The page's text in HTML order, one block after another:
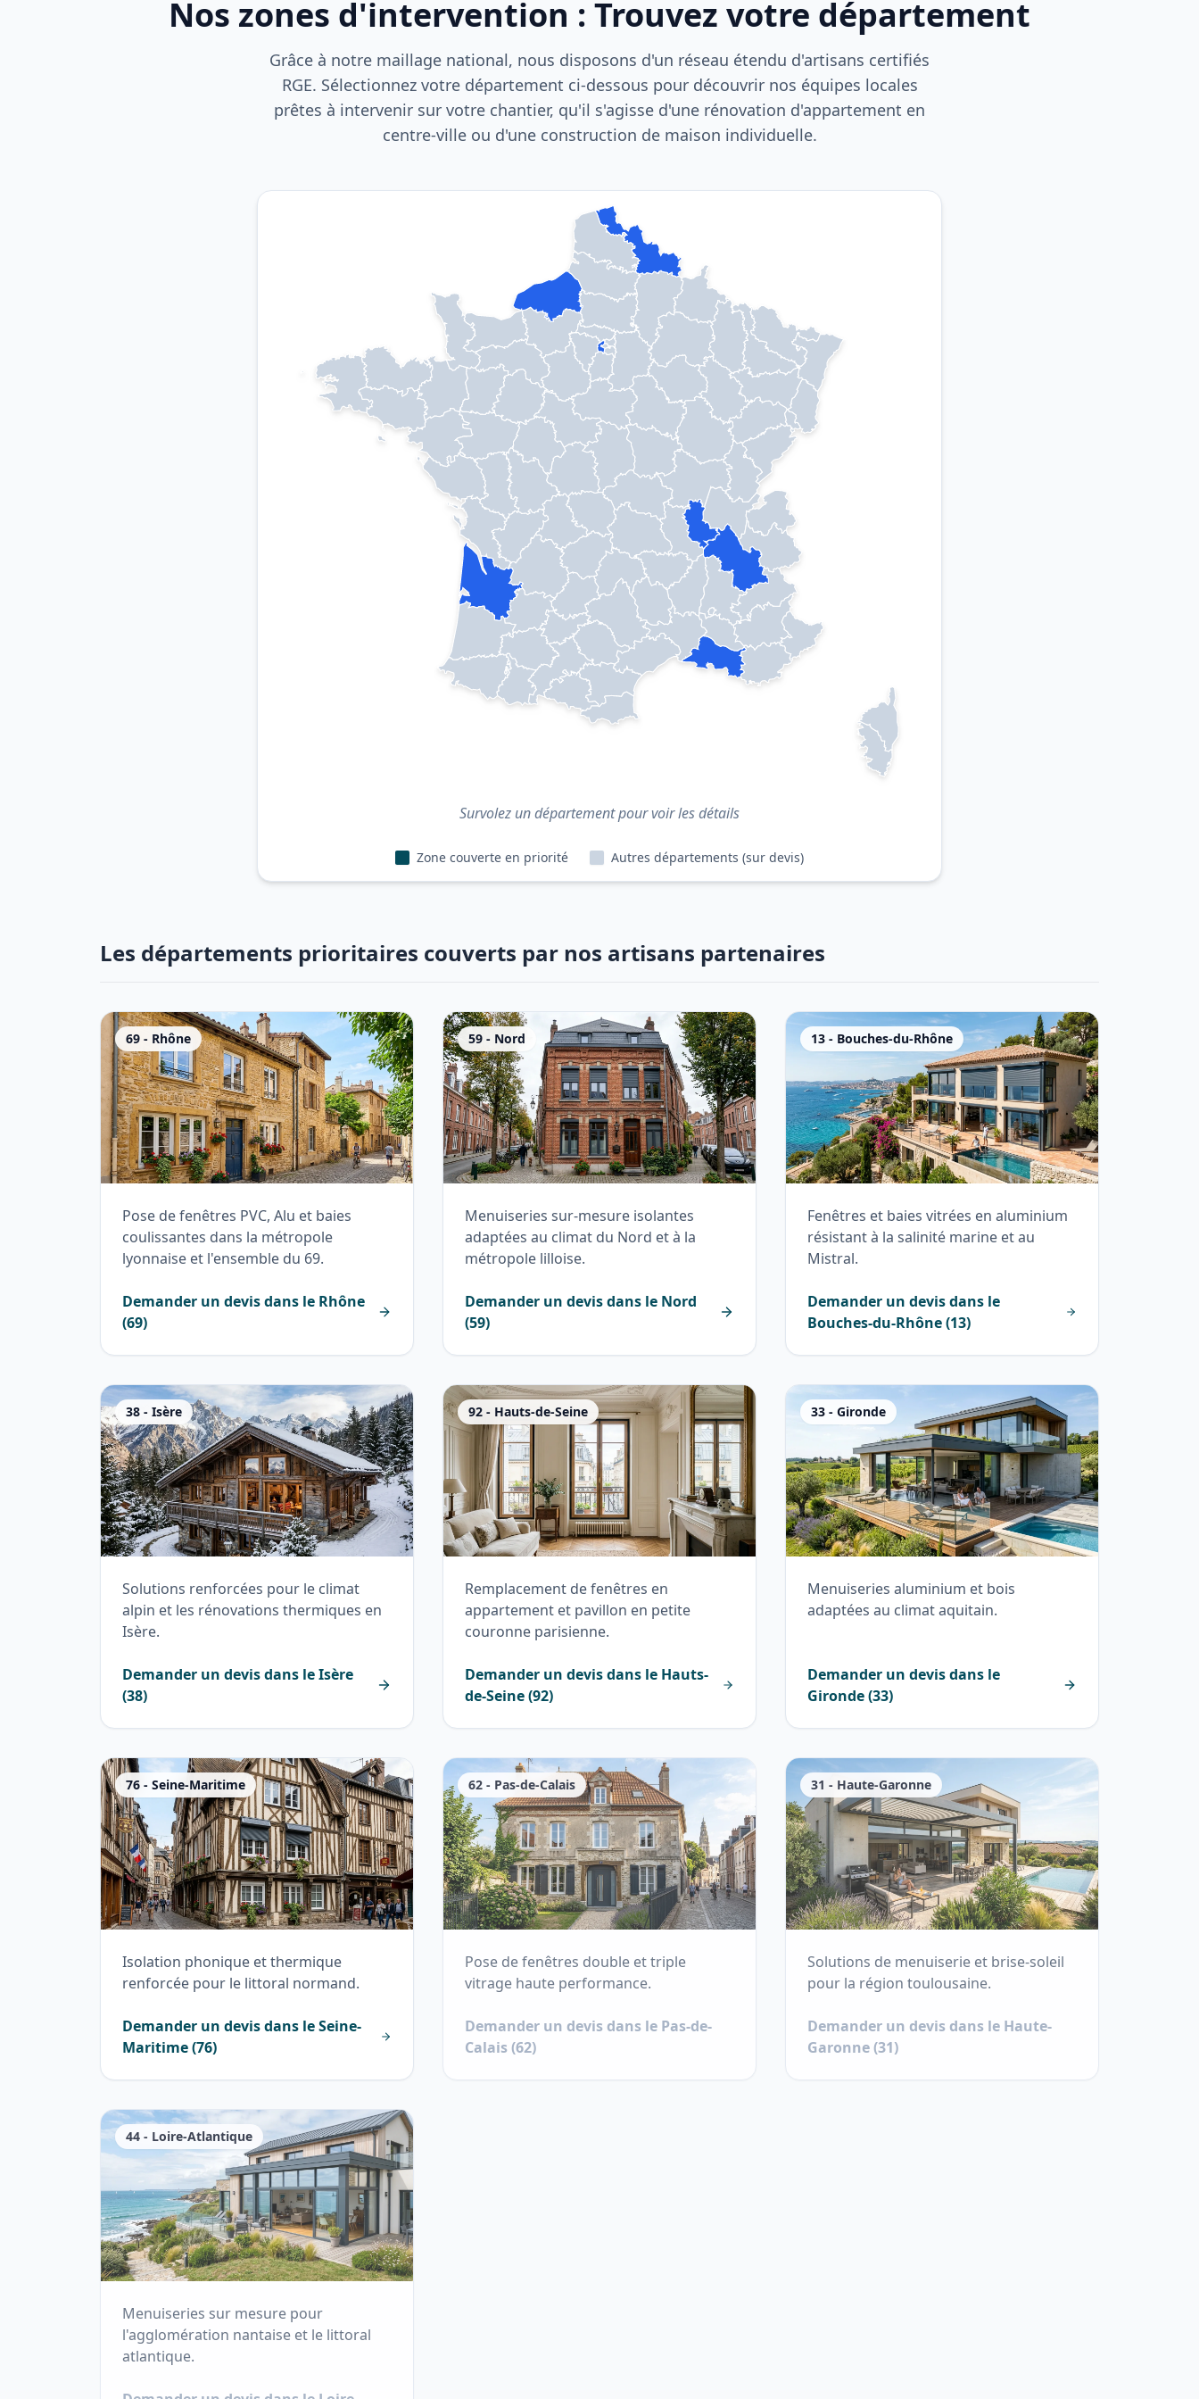
Nos zones d'intervention : Trouvez votre département
Grâce à notre maillage national, nous disposons d'un réseau étendu d'artisans certifiés
RGE. Sélectionnez votre département ci-dessous pour découvrir nos équipes locales
prêtes à intervenir sur votre chantier, qu'il s'agisse d'une rénovation d'appartement en
centre-ville ou d'une construction de maison individuelle.
Survolez un département pour voir les détails
Zone couverte en priorité Autres départements (sur devis)
Les départements prioritaires couverts par nos artisans partenaires
69 - Rhône
Pose de fenêtres PVC, Alu et baies
coulissantes dans la métropole
lyonnaise et l'ensemble du 69.
Demander un devis dans le Rhône
(69)
59 - Nord
Menuiseries sur-mesure isolantes
adaptées au climat du Nord et à la
métropole lilloise.
Demander un devis dans le Nord
(59)
13 - Bouches-du-Rhône
Fenêtres et baies vitrées en aluminium
résistant à la salinité marine et au
Mistral.
Demander un devis dans le
Bouches-du-Rhône(13)
38 - Isère
Solutions renforcées pour le climat
alpin et les rénovations thermiques en
Isère.
Demander un devis dans leIsère
(38)
92 - Hauts-de-Seine
Remplacement de fenêtres en
appartement et pavillon en petite
couronne parisienne.
Demander un devis dans le Hauts-
de-Seine(92)
33 - Gironde
Menuiseries aluminium et bois
adaptées au climat aquitain.
Demander un devis dans le
Gironde(33)
76 - Seine-Maritime
Isolation phonique et thermique
renforcée pour le littoral normand.
Demander un devis dans leSeine-
Maritime(76)
62 - Pas-de-Calais
Pose de fenêtres double et triple
vitrage haute performance.
Demander un devis dans le Pas-de-
Calais(62)
31 - Haute-Garonne
Solutions de menuiserie et brise-soleil
pour la région toulousaine.
Demander un devis dans le Haute-
Garonne(31)
44 - Loire-Atlantique
Menuiseries sur mesure pour
l'agglomération nantaise et le littoral
atlantique.